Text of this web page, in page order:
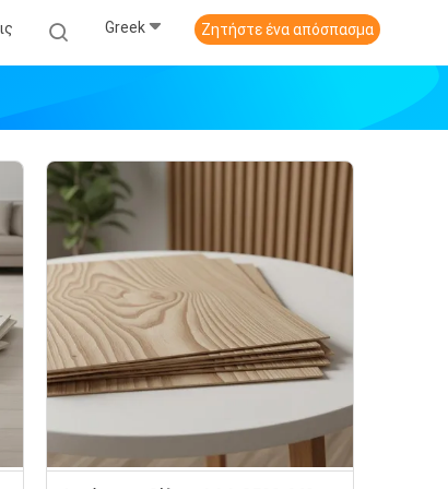
Greek Ζητήστε ένα απόσπασμα